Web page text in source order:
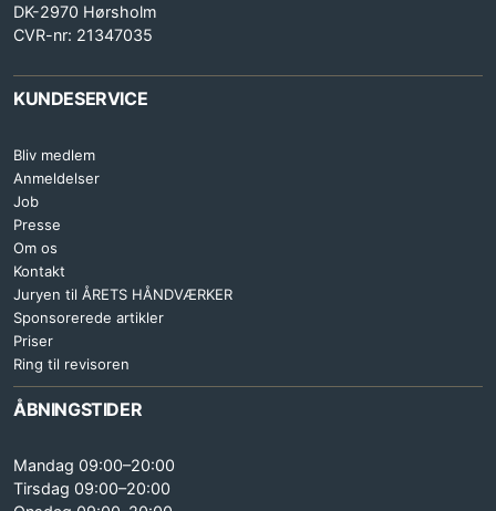
DK-2970 Hørsholm
CVR-nr: 21347035
KUNDESERVICE
Bliv medlem
Anmeldelser
Job
Presse
Om os
Kontakt
Juryen til ÅRETS HÅNDVÆRKER
Sponsorerede artikler
Priser
Ring til revisoren
ÅBNINGSTIDER
Mandag 09:00–20:00
Tirsdag 09:00–20:00